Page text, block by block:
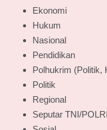
Ekonomi
Hukum
Nasional
Pendidikan
Polhukrim (Politik,
Politik
Regional
Seputar TNI/POLRI